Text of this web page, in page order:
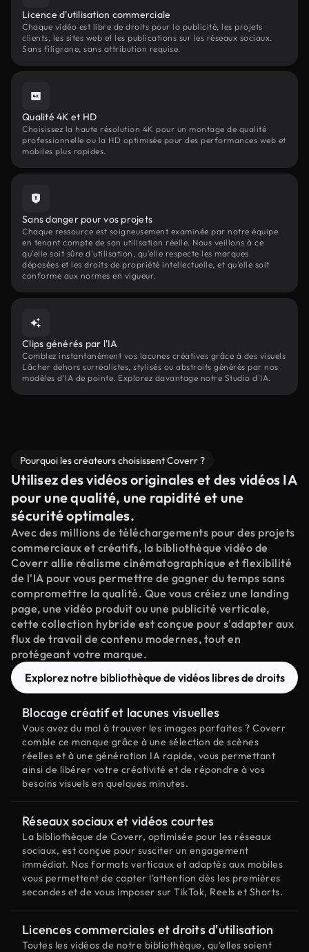
Licence d'utilisation commerciale
Chaque vidéo est libre de droits pour la publicité, les projets
clients, les sites web et les publications sur les réseaux sociaux.
Sans filigrane, sans attribution requise.
Qualité 4K et HD
Choisissez la haute résolution 4K pour un montage de qualité
professionnelle ou la HD optimisée pour des performances web et
mobiles plus rapides.
Sans danger pour vos projets
Chaque ressource est soigneusement examinée par notre équipe
en tenant compte de son utilisation réelle. Nous veillons à ce
qu'elle soit sûre d'utilisation, qu'elle respecte les marques
déposées et les droits de propriété intellectuelle, et qu'elle soit
conforme aux normes en vigueur.
Clips générés par l'IA
Comblez instantanément vos lacunes créatives grâce à des visuels
Lâcher dehors surréalistes, stylisés ou abstraits générés par nos
modèles d'IA de pointe. Explorez davantage notre Studio d'IA.
Pourquoi les créateurs choisissent Coverr ?
Utilisez des vidéos originales et des vidéos IA
pour une qualité, une rapidité et une
sécurité optimales.
Avec des millions de téléchargements pour des projets
commerciaux et créatifs, la bibliothèque vidéo de
Coverr allie réalisme cinématographique et flexibilité
de l'IA pour vous permettre de gagner du temps sans
compromettre la qualité. Que vous créiez une landing
page, une vidéo produit ou une publicité verticale,
cette collection hybride est conçue pour s'adapter aux
flux de travail de contenu modernes, tout en
protégeant votre marque.
Explorez notre bibliothèque de vidéos libres de droits
Blocage créatif et lacunes visuelles
Vous avez du mal à trouver les images parfaites ? Coverr
comble ce manque grâce à une sélection de scènes
réelles et à une génération IA rapide, vous permettant
ainsi de libérer votre créativité et de répondre à vos
besoins visuels en quelques minutes.
Réseaux sociaux et vidéos courtes
La bibliothèque de Coverr, optimisée pour les réseaux
sociaux, est conçue pour susciter un engagement
immédiat. Nos formats verticaux et adaptés aux mobiles
vous permettent de capter l'attention dès les premières
secondes et de vous imposer sur TikTok, Reels et Shorts.
Licences commerciales et droits d'utilisation
Toutes les vidéos de notre bibliothèque, qu'elles soient